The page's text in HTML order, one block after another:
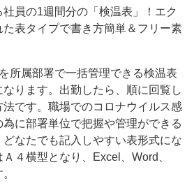
ンプレやビジネスで使えるかわい
トをご用意！
員の1週間分の「検温表」！エク
表タイプで書き方簡単＆フリー素
所属部署で一括管理できる検温表
ります。出勤したら、順に回覧し
です。職場でのコロナウイルス感
に部署単位で把握や管理ができる
なたでも記入しやすい表形式にな
４横型となり、Excel、Word、